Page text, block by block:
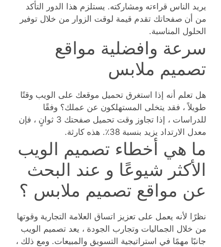
يريد الناس قراءته ومشاركته. يستلزم هذا الدور التأكد
من أن صفحاتك تقدم قيمة لوقت الزوار من خلال توفير
الحلول المناسبة.
سرعة وافضلية مواقع
تصميم ملابس
هل تعلم أنه إذا استغرق تحميل موقعك على الويب وقتًا
طويلاً ، فقد يتخلى المستهلكون عن عملك؟ وفقًا
للدراسات ، إذا تجاوز وقت تحميل صفحتك 3 ثوانٍ ، فإن
معدل الارتداد يزيد بنسبة 38٪. هذه كارثة.
ما هي أخطاء تصميم الويب
الأكثر شيوعًا و عند البحث
عن مواقع تصميم ملابس ؟
نظرًا لأنه يعمل على تعزيز اتساق العلامة التجارية وقوتها
من خلال الجماليات وتجارب الجودة ، يعد تصميم الويب
جانبًا مهمًا في استراتيجية التسويق والمبيعات. ومع ذلك ،